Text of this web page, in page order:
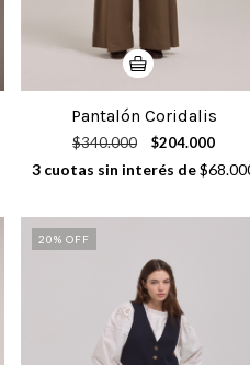
Pantalón Coridalis
$340.000 $204.000
3 cuotas sin interés de
20% OFF